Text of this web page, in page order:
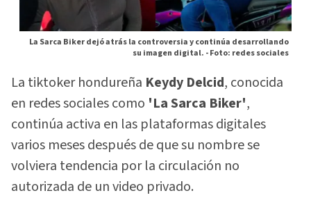
La Sarca Biker dejó atrás la controversia y continúa desarrollando
su imagen digital. -Foto: redes sociales
La tiktoker hondureña Keydy Delcid, conocida
en redes sociales como 'La Sarca Biker',
continúa activa en las plataformas digitales
varios meses después de que su nombre se
volviera tendencia por la circulación no
autorizada de un video privado.